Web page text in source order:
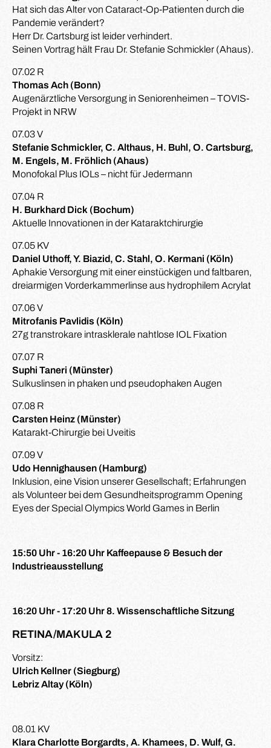
Hat sich das Alter von Cataract-Op-Patienten durch die
Pandemie verändert?
Herr Dr. Cartsburg ist leider verhindert.
Seinen Vortrag hält Frau Dr. Stefanie Schmickler (Ahaus).
07.02 R
Thomas Ach (Bonn)
Augenärztliche Versorgung in Seniorenheimen – TOVIS-
Projekt in NRW
07.03 V
Stefanie Schmickler, C. Althaus, H. Buhl, O. Cartsburg,
M. Engels, M. Fröhlich (Ahaus)
Monofokal Plus IOLs – nicht für Jedermann
07.04 R
H. Burkhard Dick (Bochum)
Aktuelle Innovationen in der Kataraktchirurgie
07.05 KV
Daniel Uthoff, Y. Biazid, C. Stahl, O. Kermani (Köln)
Aphakie Versorgung mit einer einstückigen und faltbaren,
dreiarmigen Vorderkammerlinse aus hydrophilem Acrylat
07.06 V
Mitrofanis Pavlidis (Köln)
27g transtrokare intrasklerale nahtlose IOL Fixation
07.07 R
Suphi Taneri (Münster)
Sulkuslinsen in phaken und pseudophaken Augen
07.08 R
Carsten Heinz (Münster)
Katarakt-Chirurgie bei Uveitis
07.09 V
Udo Hennighausen (Hamburg)
Inklusion, eine Vision unserer Gesellschaft; Erfahrungen
als Volunteer bei dem Gesundheitsprogramm Opening
Eyes der Special Olympics World Games in Berlin
15:50 Uhr - 16:20 Uhr Kaffeepause & Besuch der
Industrieausstellung
16:20 Uhr - 17:20 Uhr 8. Wissenschaftliche Sitzung
RETINA/MAKULA 2
Vorsitz:
Ulrich Kellner (Siegburg)
Lebriz Altay (Köln)
08.01 KV
Klara Charlotte Borgardts, A. Khamees, D. Wulf, G.